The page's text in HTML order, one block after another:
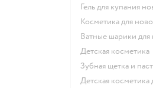
гель для купания
косметика для
ватные шарики
детская косметика
зубная щетка и
детская